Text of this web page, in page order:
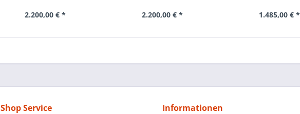
2.200,00 € * 2.200,00 € * 1.485,00 € *
Shop Service Informationen